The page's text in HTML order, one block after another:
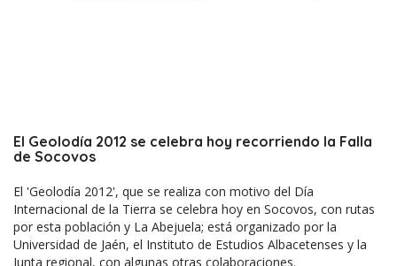
El Geolodía 2012 se celebra hoy recorriendo la Falla
de Socovos
El 'Geolodía 2012', que se realiza con motivo del Día
Internacional de la Tierra se celebra hoy en Socovos, con rutas
por esta población y La Abejuela; está organizado por la
Universidad de Jaén, el Instituto de Estudios Albacetenses y la
Junta regional, con algunas otras colaboraciones.